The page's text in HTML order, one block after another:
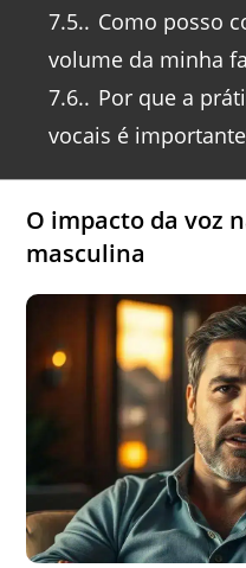
7.5. Como posso
volume da minha
7.6. Por que a
vocais é
O impacto da voz
masculina